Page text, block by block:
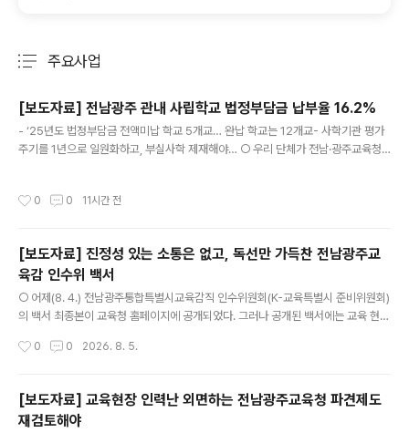
주요사업
[보도자료] 전남광주 관내 사립학교 법정부담금 납부율 16.2%
- ‘25년도 법정부담금 전액미납 학교 5개교… 완납 학교는 12개교- 사학기관 평가
주기를 1년으로 일원화하고, 부실사학 제재해야… ○ 우리 단체가 전남·광주교육청
각한 것으로 드러났다. - 법정부담금은 사학법인이 법적으로 부담해야 하는 교직원
년 교육청의 재정결함보조금, 즉 시민의 혈세로 메워지고 있는 실정이다. - 아래 표>
와 같이, 전남광주 관내 사립학교 157개교의 2025년도..
0 0 11시간 전
[보도자료] 진정성 있는 소통은 없고, 독선만 가득찬 전남광주교
육감 인수위 백서
○ 어제(8. 4.) 전남광주통합특별시교육감직 인수위원회(K-교육특별시 준비위원회)
의 백서 최종본이 교육청 홈페이지에 공개되었다. 그러나 공개된 백서에는 교육 현장
이지 : https://www.jngjedu.kr/news/articleView.html?idxno=119232 -
지에 대한 설명을 단 한 줄도 담지 않았다. 선거 과정에서 시민사회와의 협치를 공언
하고, 당선 이후 인수위 내 ‘시민소통위원회’까지 요란하게 꾸렸지만, 결과적으로 시
민을 대하는 태도는 ‘불통’과 ‘독선’ 그 자체였다. ○ 인수위는 거대해진 특별시교육감
0 0 2026. 8. 5.
[보도자료] 교육현장 인력난 외면하는 전남광주교육청 파견제도
재검토해야